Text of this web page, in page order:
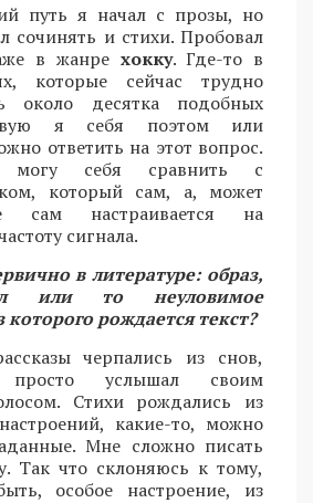
путь я начал с прозы, но
сочинять и стихи. Пробовал
в жанре хокку. Где-то в
которые сейчас трудно
около десятка подобных
я себя поэтом или
ответить на этот вопрос.
могу себя сравнить с
который сам, а, может
настраивается на
сигнала.
в литературе: образ,
или то неуловимое
которого рождается текст?
черпались из снов,
услышал своим
Стихи рождались из
какие-то, можно
Мне сложно писать
Так что склоняюсь к тому,
особое настроение, из